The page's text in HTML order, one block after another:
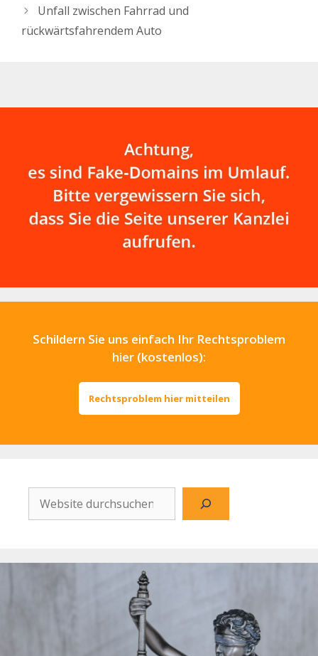
Unfall zwischen Fahrrad und
rückwärtsfahrendem Auto
Schildern Sie uns einfach Ihr Rechtsproblem
hier (kostenlos):
Rechtsproblem hier mitteilen
Website
durchsuchen